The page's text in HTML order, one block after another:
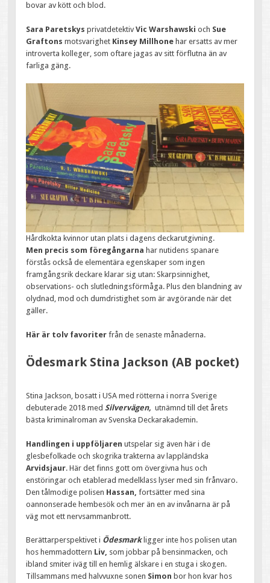
bovar av kött och blod.
Sara Paretskys privatdetektivVic Warshawski och Sue
Graftons motsvarighet Kinsey Millhone har ersatts av mer
introverta kolleger, som oftare jagas av sitt förflutna än av
farliga gäng.
Hårdkokta kvinnor utan plats i dagens deckarutgivning.
Men precis som föregångarna har nutidens spanare
förstås också de elementära egenskaper som ingen
framgångsrik deckare klarar sig utan: Skarpsinnighet,
observations- och slutledningsförmåga. Plus den blandning av
olydnad, mod och dumdristighet som är avgörande när det
gäller.
Här är tolv favoriter från de senaste månaderna.
Ödesmark Stina Jackson (AB pocket)
Stina Jackson, bosatt i USA med rötterna i norra Sverige
debuterade 2018 medSilvervägen,utnämnd till det årets
bästa kriminalroman av Svenska Deckarakademin.
Handlingen i uppföljarenutspelar sig även här i de
glesbefolkade och skogrika trakterna av lappländska
Arvidsjaur. Här det finns gott om övergivna hus och
enstöringar och etablerad medelklass lyser med sin frånvaro.
Den tålmodige polisen Hassan, fortsätter med sina
oannonserade hembesök och mer än en av invånarna är på
väg mot ett nervsammanbrott.
Berättarperspektivet i Ödesmarkligger inte hos polisen utan
hos hemmadottern Liv, som jobbar på bensinmacken, och
ibland smiter iväg till en hemlig älskare i en stuga i skogen.
Tillsammans med halvvuxne sonen Simon bor hon kvar hos